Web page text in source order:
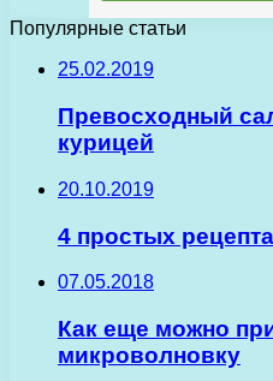
Популярные статьи
25.02.2019
Превосходный
курицей
20.10.2019
4 простых
07.05.2018
Как еще можно
микроволновку